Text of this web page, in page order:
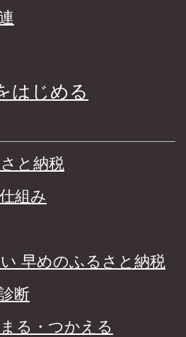
はじめる
と納税
組み
早めのふるさと納税
断
る・つかえる